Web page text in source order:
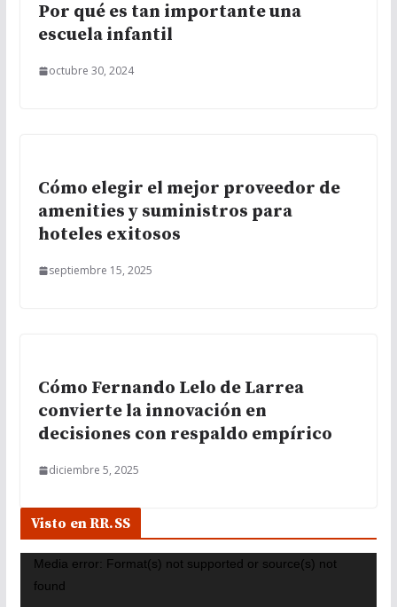
Por qué es tan importante una
escuela infantil
octubre 30, 2024
Cómo elegir el mejor proveedor de
amenities y suministros para
hoteles exitosos
septiembre 15, 2025
Cómo Fernando Lelo de Larrea
convierte la innovación en
decisiones con respaldo empírico
diciembre 5, 2025
Visto en RR.SS
Media error: Format(s) not supported or source(s) not
found